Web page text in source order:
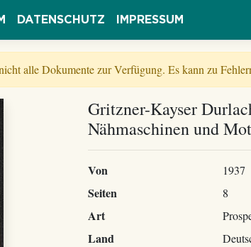
DATENSCHUTZ IMPRESSUM
alle Dokumente zur Verfügung. Es kann zu
Gritzner-Kayser
Nähmaschinen und
Von 1937
Seiten 8
Art
Land